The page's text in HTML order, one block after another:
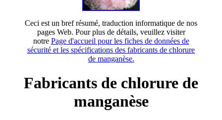
Ceci est un bref résumé, traduction informatique de nos
pages Web. Pour plus de détails, veuillez visiter
notre Page d'accueil pour les fiches de données de
sécurité et les spécifications des fabricants de chlorure
de manganèse.
Fabricants de chlorure de
manganèse